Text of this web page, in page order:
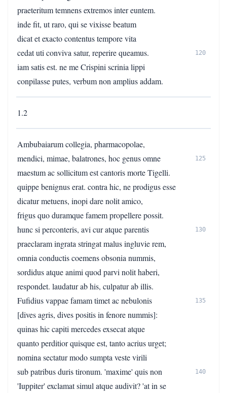
praeteritum temnens extremos inter euntem.
inde fit, ut raro, qui se vixisse beatum
dicat et exacto contentus tempore vita
cedat uti conviva satur, reperire queamus.
120
iam satis est. ne me Crispini scrinia lippi
conpilasse putes, verbum non amplius addam.
1.2
Ambubaiarum collegia, pharmacopolae,
mendici, mimae, balatrones, hoc genus omne
125
maestum ac sollicitum est cantoris morte Tigelli.
quippe benignus erat. contra hic, ne prodigus esse
dicatur metuens, inopi dare nolit amico,
frigus quo duramque famem propellere possit.
hunc si perconteris, avi cur atque parentis
130
praeclaram ingrata stringat malus ingluvie rem,
omnia conductis coemens obsonia nummis,
sordidus atque animi quod parvi nolit haberi,
respondet. laudatur ab his, culpatur ab illis.
Fufidius vappae famam timet ac nebulonis
135
[dives agris, dives positis in fenore nummis]:
quinas hic capiti mercedes exsecat atque
quanto perditior quisque est, tanto acrius urget;
nomina sectatur modo sumpta veste virili
sub patribus duris tironum. 'maxime' quis non
140
'Iuppiter' exclamat simul atque audivit? 'at in se